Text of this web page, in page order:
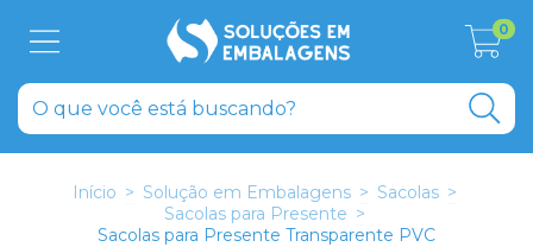
0
Início > Solução em Embalagens > Sacolas >
Sacolas para Presente >
Sacolas para Presente Transparente PVC